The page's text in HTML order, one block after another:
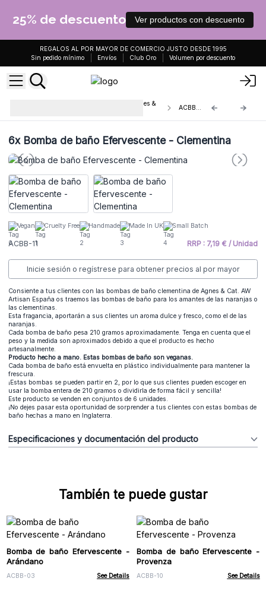
25% de descuento Ver productos con descuento
REGALOS AL POR MAYOR DE COMERCIO JUSTO DESDE 1995
Sin pedido mínimo
Envíos Club Oro Volumen por descuento
Bombas de Baño Efervescente Agnes &
ACBB-11
6xBomba de baño Efervescente - Clementina
Vegan Cruelty Free Handmade Made In UK Small Batch
ACBB-11 RRP : 7,19 € / Unidad
Inicie sesión o regístrese para obtener precios al por mayor
Consiente a tus clientes con las bombas de baño clementina de Agnes & Cat. AW
Artisan España os traemos las bombas de baño para los amantes de las naranjas o
las clementinas.
Esta fragancia, aportarán a sus clientes un aroma dulce y fresco, como el de las
naranjas.
Cada bomba de baño pesa 210 gramos aproximadamente. Tenga en cuenta que el
peso y la medida son aproximados debido a que el producto es hecho
artesanalmente.
Producto hecho a mano. Estas bombas de baño son veganas.
Cada bomba de baño está envuelta en plástico individualmente para mantener la
frescura.
¡Estas bombas se pueden partir en 2, por lo que sus clientes pueden escoger en
usar la bomba entera de 210 gramos o dividirla de forma fácil y sencilla!
Este producto se venden en conjuntos de 6 unidades.
¡No dejes pasar esta oportunidad de sorprender a tus clientes con estas bombas de
baño hechas a mano en Inglaterra.
Especificaciones y documentación del producto
También te puede gustar
Bomba de baño Efervescente -
Arándano
ACBB-03 See Details
Bomba de baño Efervescente -
Provenza
ACBB-10 See Details